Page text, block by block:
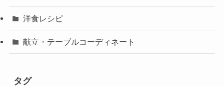
洋食レシピ
献立・テーブルコーディネート
タグ